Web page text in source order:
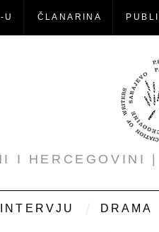
U ČLANARINA
I HERCEGOVINI
INTERVJU DRAMA